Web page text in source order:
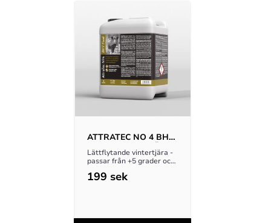
ATTRATEC NO 4 BHT
FLUID VINTERTJÄRA
3KG
Lättflytande vintertjära -
passar från +5 grader och
spill!
199 sek